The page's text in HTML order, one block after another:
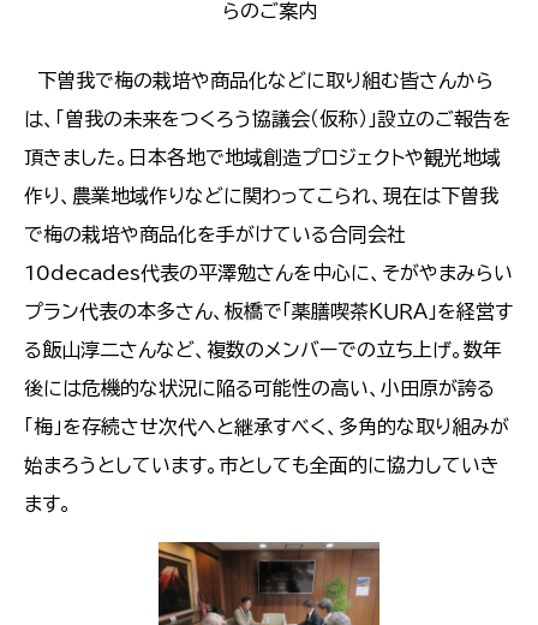
らのご案内
下曽我で梅の栽培や商品化などに取り組む皆さんから
は、「曽我の未来をつくろう協議会（仮称）」設立のご報告を
頂きました。日本各地で地域創造プロジェクトや観光地域
作り、農業地域作りなどに関わってこられ、現在は下曽我
で梅の栽培や商品化を手がけている合同会社
10decades代表の平澤勉さんを中心に、そがやまみらい
プラン代表の本多さん、板橋で「薬膳喫茶ＫＵＲＡ」を経営す
る飯山淳二さんなど、複数のメンバーでの立ち上げ。数年
後には危機的な状況に陥る可能性の高い、小田原が誇る
「梅」を存続させ次代へと継承すべく、多角的な取り組みが
始まろうとしています。市としても全面的に協力していき
ます。